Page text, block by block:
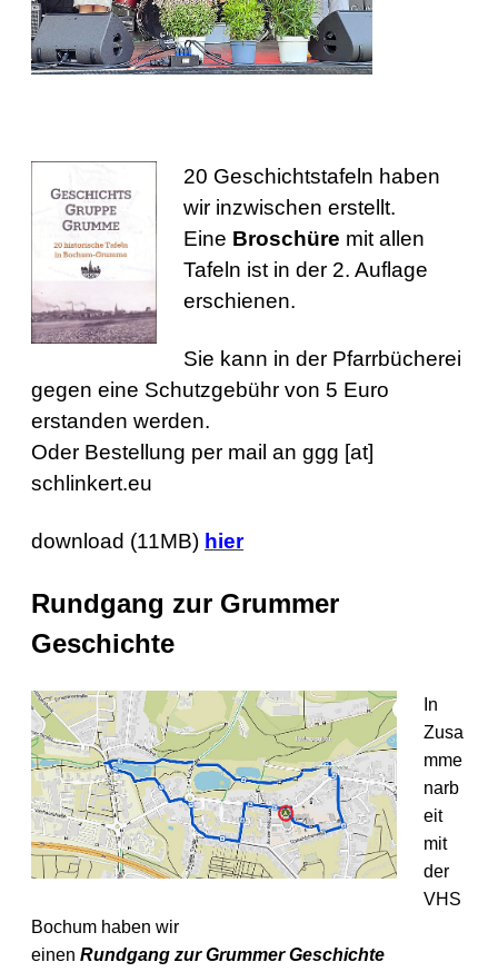
20 Geschichtstafeln haben
wir inzwischen erstellt.
Eine Broschüre mit allen
Tafeln ist in der 2. Auflage
erschienen.
Sie kann in der Pfarrbücherei
gegen eine Schutzgebühr von 5 Euro
erstanden werden.
Oder Bestellung per mail an ggg [at]
schlinkert.eu
download (11MB) hier
Rundgang zur Grummer
Geschichte
In
Zusa
mme
narb
eit
mit
der
VHS
Bochum haben wir
einen Rundgang zur Grummer Geschichte